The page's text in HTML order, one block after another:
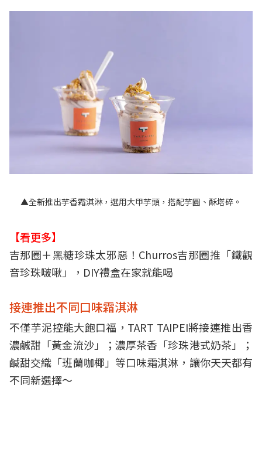
▲全新推出芋香霜淇淋，選用大甲芋頭，搭配芋圓、酥塔碎。
【看更多】
吉那圈＋黑糖珍珠太邪惡！Churros吉那圈推「鐵觀
音珍珠啵啾」，DIY禮盒在家就能喝
接連推出不同口味霜淇淋
不僅芋泥控能大飽口福，TART TAIPEI將接連推出香
濃鹹甜「黃金流沙」；濃厚茶香「珍珠港式奶茶」；
鹹甜交織「班蘭咖椰」等口味霜淇淋，讓你天天都有
不同新選擇～